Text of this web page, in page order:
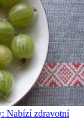
Nabízí zdravotní